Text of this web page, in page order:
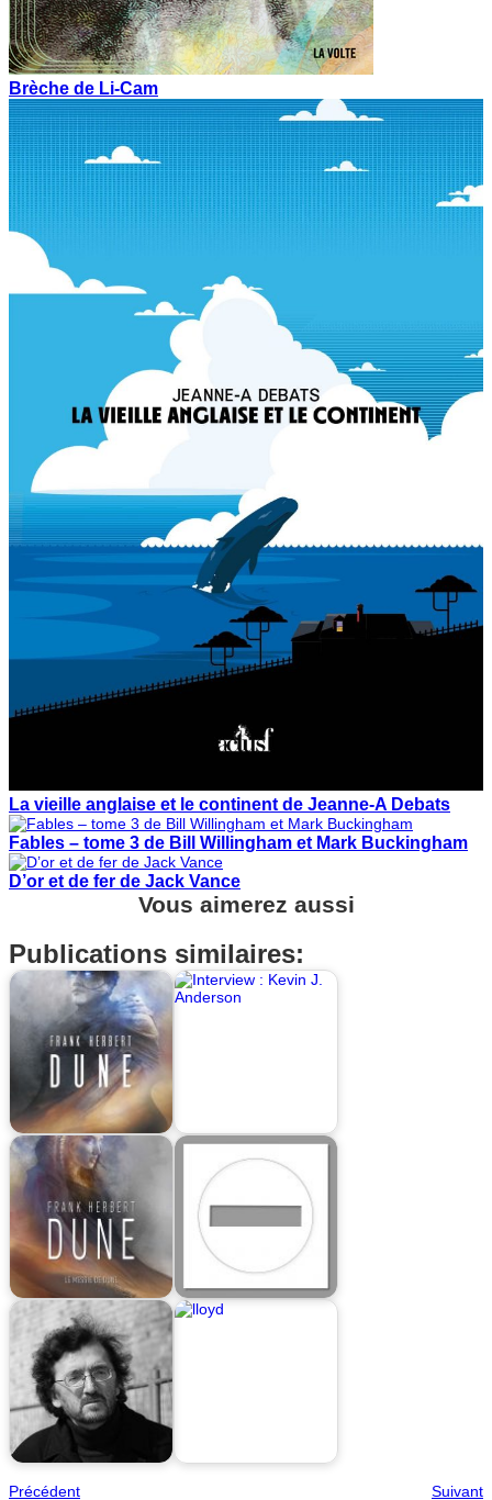
Brèche de Li-Cam
La vieille anglaise et le continent de Jeanne-A Debats
Fables – tome 3 de Bill Willingham et Mark Buckingham
D’or et de fer de Jack Vance
Vous aimerez aussi
Publications similaires:
Précédent Suivant